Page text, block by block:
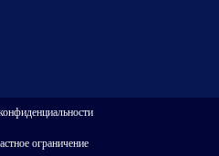
ограничение